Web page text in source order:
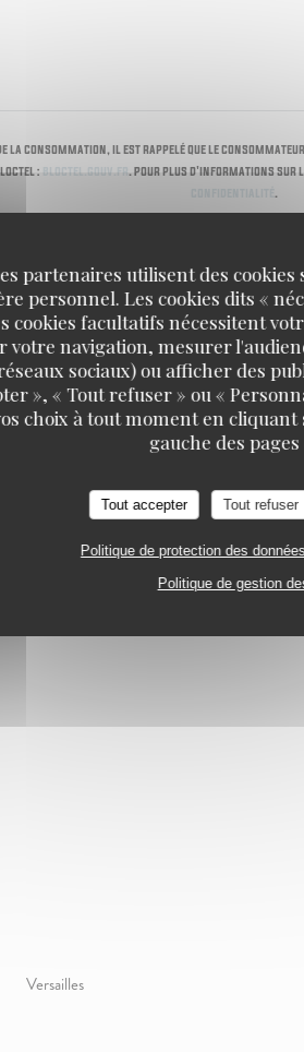
partenaires utilisent des
personnel. Les cookies dits «
cookies facultatifs nécessitent
votre navigation, mesurer
sociaux) ou afficher des
», « Tout refuser » ou «
choix à tout moment en
gauche des
Tout accepter Tout refuser
Politique de protection des
Politique de gestion
la consommation, il est rappelé que le
: bloctel.gouv.fr. Pour plus d'informations sur
.
Versailles